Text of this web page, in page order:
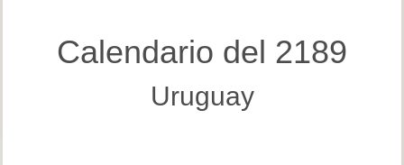
Calendario del 2189
Uruguay